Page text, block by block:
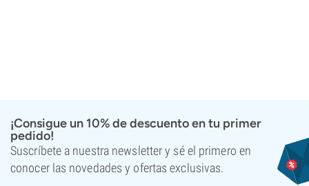
¡Consigue un 10% de descuento en tu primer
pedido!
Suscríbete a nuestra newsletter y sé el primero en
conocer las novedades y ofertas exclusivas.